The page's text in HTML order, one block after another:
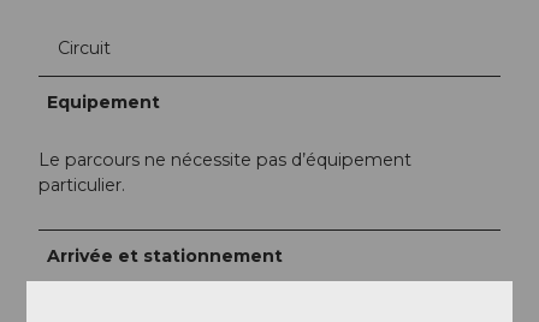
Circuit
Equipement
Le parcours ne nécessite pas d’équipement
particulier.
Arrivée et stationnement